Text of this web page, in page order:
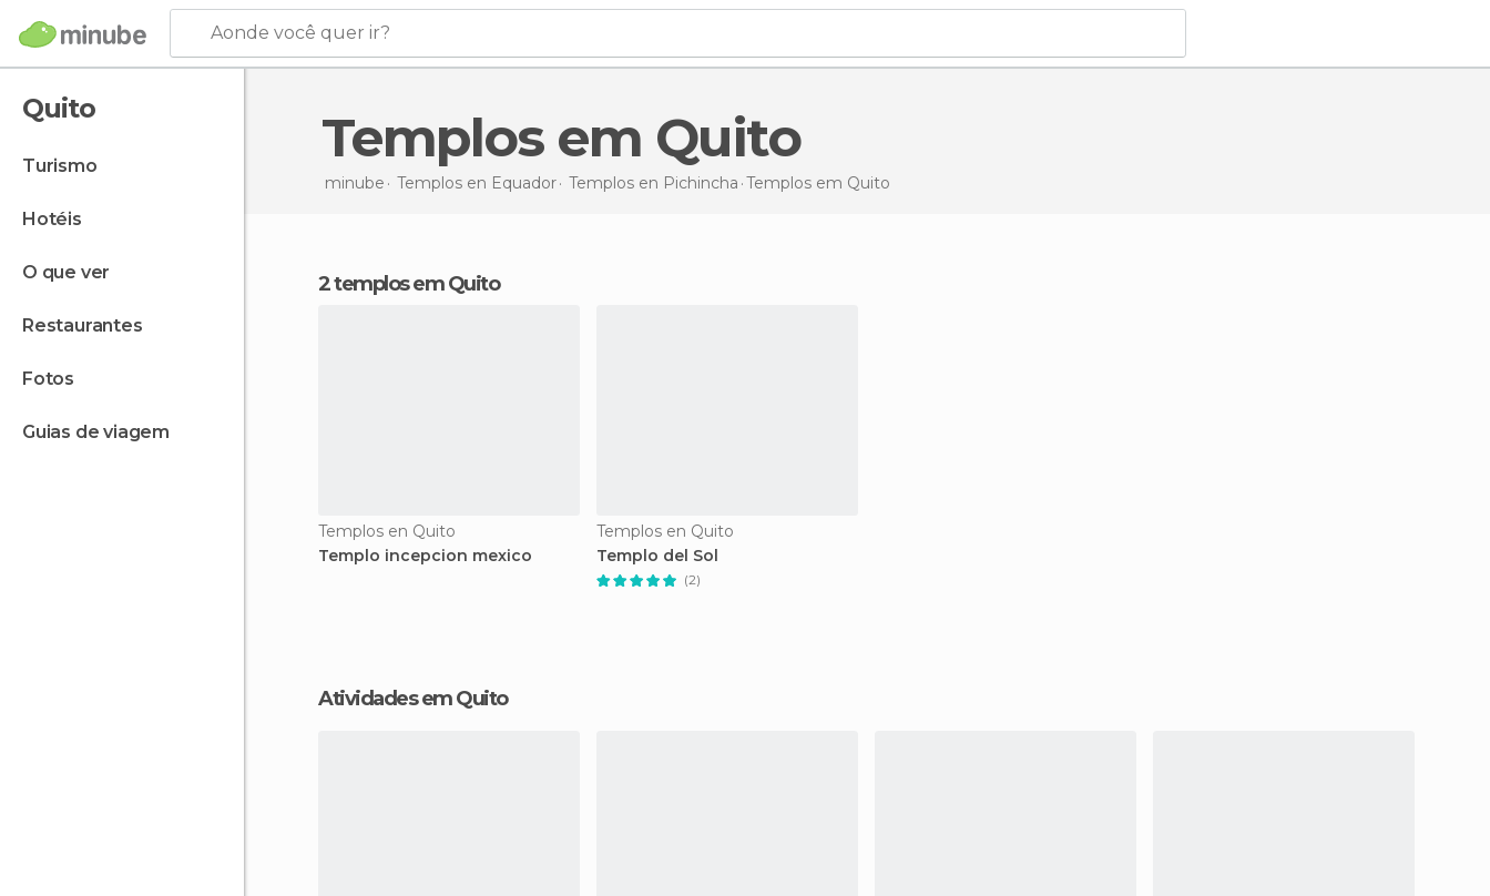
Aonde você quer ir?
Quito
turismo
hotéis
o que ver
restaurantes
fotos
guias de viagem
Templos em Quito
minube Templos en Equador Templos en Pichincha Templos em Quito
2 templos em Quito
Templos en Quito
Templo incepcion mexico
Templos en Quito
Templo del Sol
(2)
Atividades em Quito